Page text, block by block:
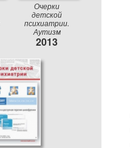
Очерки
детской
психиатрии.
Аутизм
2013